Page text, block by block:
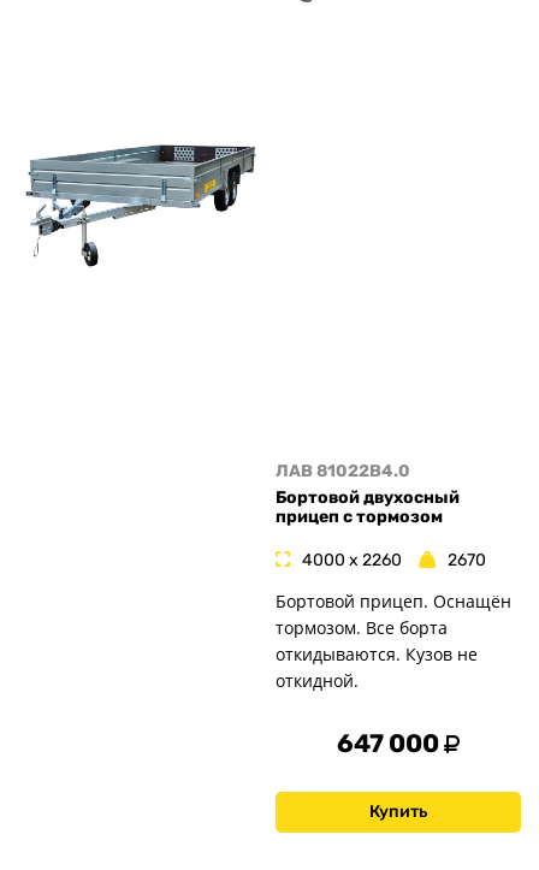
ЛАВ 81022B4.0
Бортовой двухосный
прицеп с тормозом
4000 x 2260 2670
Бортовой прицеп. Оснащён
тормозом. Все борта
откидываются. Кузов не
откидной.
647 000
Купить